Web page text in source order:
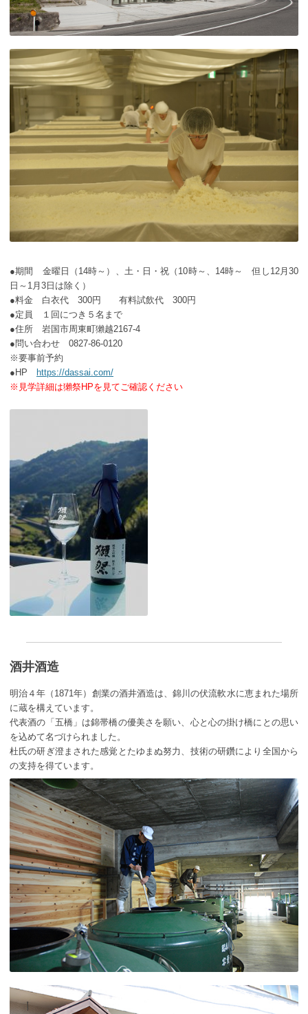
●期間 金曜日（14時～）、土・日・祝（10時～、14時～ 但し12月30
日～1月3日は除く）
●料金 白衣代 300円 有料試飲代 300円
●定員 １回につき５名まで
●住所 岩国市周東町獺越2167-4
●問い合わせ 0827-86-0120
※要事前予約
●HP
https://dassai.com/
※見学詳細は獺祭HPを見てご確認ください
酒井酒造
明治４年（1871年）創業の酒井酒造は、錦川の伏流軟水に恵まれた場所
に蔵を構えています。
代表酒の「五橋」は錦帯橋の優美さを願い、心と心の掛け橋にとの思い
を込めて名づけられました。
杜氏の研ぎ澄まされた感覚とたゆまぬ努力、技術の研鑽により全国から
の支持を得ています。